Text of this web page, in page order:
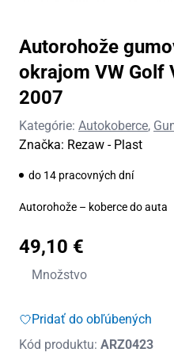
Autorohože
okrajom VW Golf
2007
Kategórie: Autokoberce,
Značka: Rezaw - Plast
do 14 pracovných dní
Autorohože – koberce do auta
49,10 €
Množstvo
množstvo
gumové
zvýšeným
Pridať do obľúbených
Kód produktu: ARZ0423